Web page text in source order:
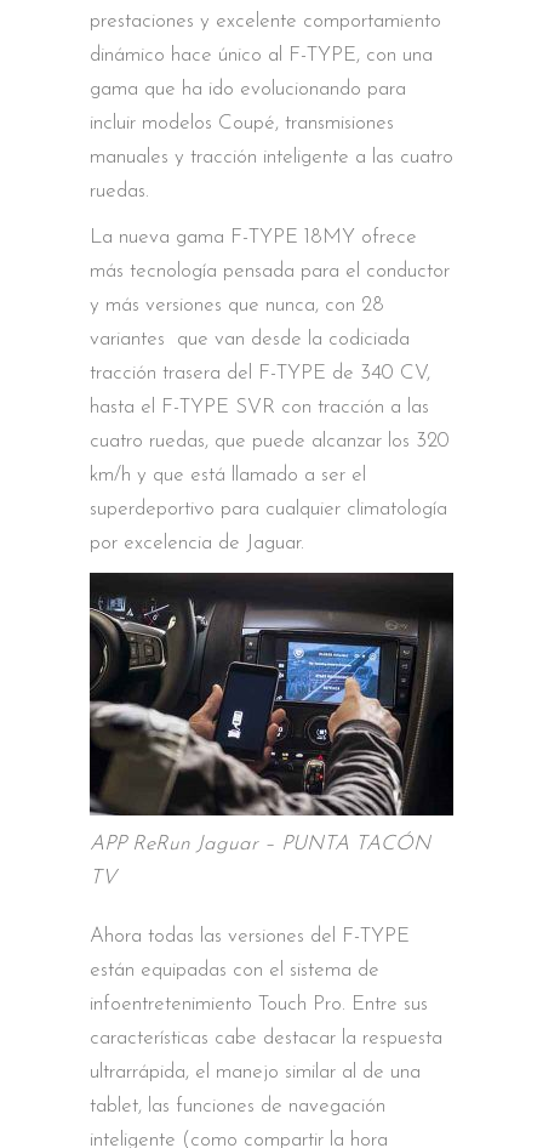
prestaciones y excelente comportamiento
dinámico hace único al F-TYPE, con una
gama que ha ido evolucionando para
incluir modelos Coupé, transmisiones
manuales y tracción inteligente a las cuatro
ruedas.
La nueva gama F-TYPE 18MY ofrece
más tecnología pensada para el conductor
y más versiones que nunca, con 28
variantes que van desde la codiciada
tracción trasera del F-TYPE de 340 CV,
hasta el F-TYPE SVR con tracción a las
cuatro ruedas, que puede alcanzar los 320
km/h y que está llamado a ser el
superdeportivo para cualquier climatología
por excelencia de Jaguar.
APP ReRun Jaguar – PUNTA TACÓN
TV
Ahora todas las versiones del F-TYPE
están equipadas con el sistema de
infoentretenimiento Touch Pro. Entre sus
características cabe destacar la respuesta
ultrarrápida, el manejo similar al de una
tablet, las funciones de navegación
inteligente (como compartir la hora